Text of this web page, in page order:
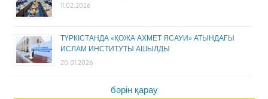
11.02.2026
ТҮРКІСТАНДА «ҚОЖА АХМЕТ ЯСАУИ» АТЫНДАҒЫ
ИСЛАМ ИНСТИТУТЫ АШЫЛДЫ
20.01.2026
бәрін қарау